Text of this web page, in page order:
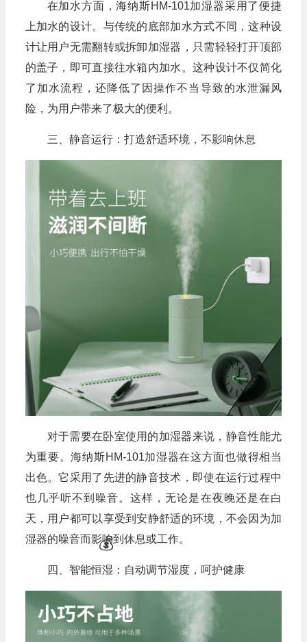
在加水方面，海纳斯HM-101加湿器采用了便捷
上加水的设计。与传统的底部加水方式不同，这种设
计让用户无需翻转或拆卸加湿器，只需轻轻打开顶部
的盖子，即可直接往水箱内加水。这种设计不仅简化
了加水流程，还降低了因操作不当导致的水泄漏风
险，为用户带来了极大的便利。
三、静音运行：打造舒适环境，不影响休息
对于需要在卧室使用的加湿器来说，静音性能尤
为重要。海纳斯HM-101加湿器在这方面也做得相当
出色。它采用了先进的静音技术，即使在运行过程中
也几乎听不到噪音。这样，无论是在夜晚还是在白
天，用户都可以享受到安静舒适的环境，不会因为加
湿器的噪音而影响到休息或工作。
四、智能恒湿：自动调节湿度，呵护健康